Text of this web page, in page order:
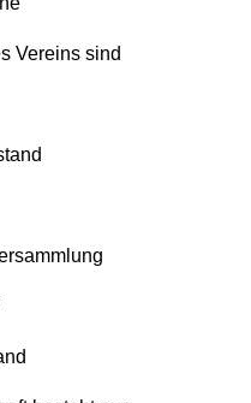
Vereins sind